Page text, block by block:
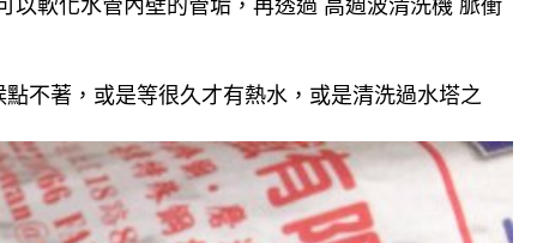
軟化水管內壁的管垢，再透過 高週波清洗機 脈衝
不著，或是等很久才有熱水，或是清洗過水塔之